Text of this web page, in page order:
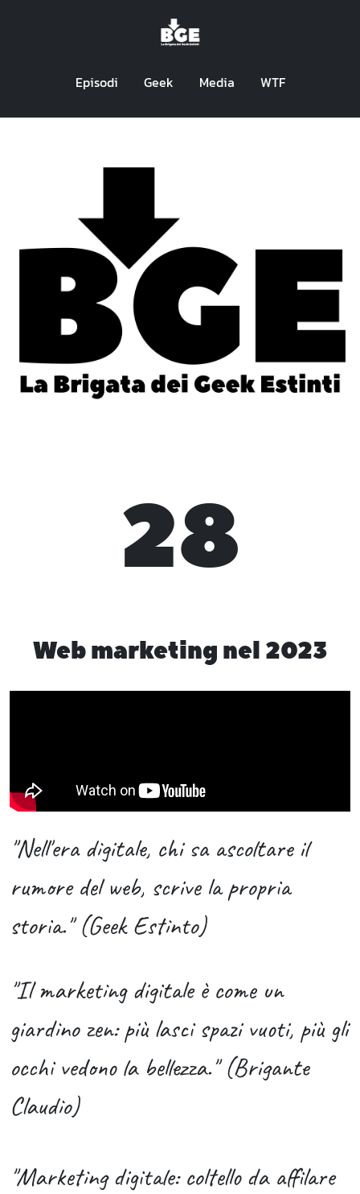
Episodi Geek Media WTF
28
Web marketing nel 2023
"Nell'era digitale, chi sa ascoltare il
rumore del web, scrive la propria
storia." (Geek Estinto)
"Il marketing digitale è come un
giardino zen: più lasci spazi vuoti, più gli
occhi vedono la bellezza." (Brigante
Claudio)
"Marketing digitale: coltello da affilare